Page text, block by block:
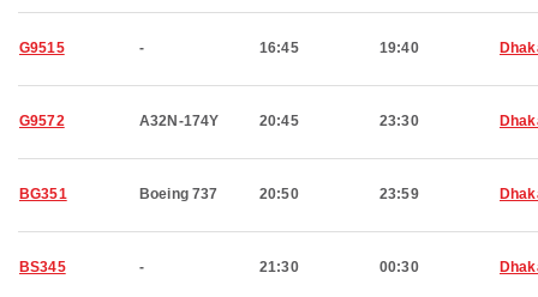
G9515 - 16:45 19:40
G9572 A32N-174Y 20:45 23:30
BG351 Boeing 737 20:50 23:59
BS345 - 21:30 00:30